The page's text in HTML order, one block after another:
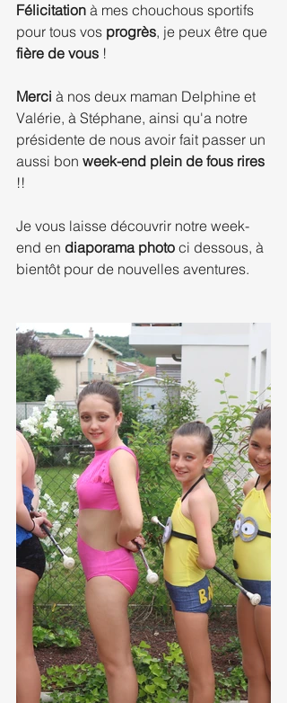
Félicitation à mes chouchous sportifs
pour tous vos progrès, je peux être que
fière de vous !
Merci à nos deux maman Delphine et
Valérie, à Stéphane, ainsi qu'a notre
présidente de nous avoir fait passer un
aussi bon week-end plein de fous rires
!!
Je vous laisse découvrir notre week-
end en diaporama photo ci dessous, à
bientôt pour de nouvelles aventures.